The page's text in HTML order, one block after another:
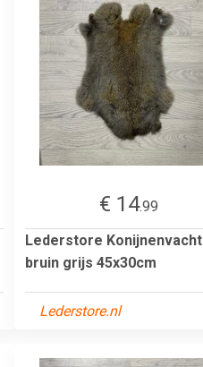
€ 14.99
Lederstore Konijnenvacht
bruin grijs 45x30cm
Lederstore.nl